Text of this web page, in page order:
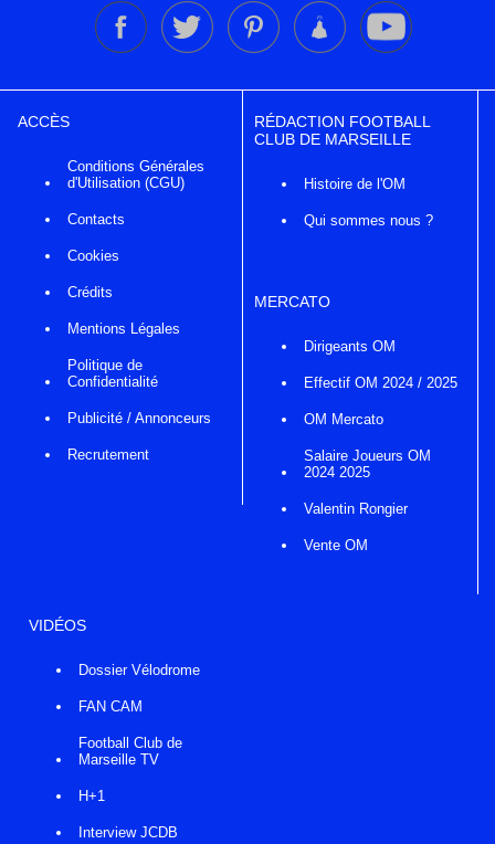
ACCÈS
Conditions Générales
d'Utilisation (CGU)
Contacts
Cookies
Crédits
Mentions Légales
Politique de
Confidentialité
Publicité / Annonceurs
Recrutement
RÉDACTION FOOTBALL
CLUB DE MARSEILLE
Histoire de l'OM
Qui sommes nous ?
MERCATO
Dirigeants OM
Effectif OM 2024 / 2025
OM Mercato
Salaire Joueurs OM
2024 2025
Valentin Rongier
Vente OM
VIDÉOS
Dossier Vélodrome
FAN CAM
Football Club de
Marseille TV
H+1
Interview JCDB